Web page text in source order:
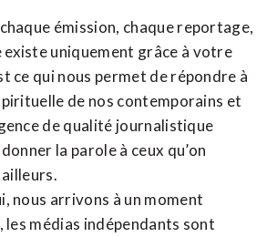
émission, chaque reportage,
existe uniquement grâce à votre
ce qui nous permet de répondre à
de nos contemporains et
de qualité journalistique
la parole à ceux qu’on
ailleurs.
nous arrivons à un moment
médias indépendants sont